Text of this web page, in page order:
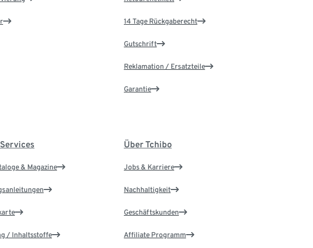
14 Tage Rückgaberecht
Gutschrift
Reklamation / Ersatzteile
Garantie
& Magazine
/ Inhaltsstoffe
Über Tchibo
Jobs & Karriere
Nachhaltigkeit
Geschäftskunden
Affiliate Programm